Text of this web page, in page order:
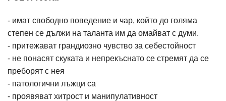
- имат свободно поведение и чар, който до голяма
степен се дължи на таланта им да омайват с думи.
- притежават грандиозно чувство за себестойност
- не понасят скуката и непрекъснато се стремят да се
преборят с нея
- патологични лъжци са
- проявяват хитрост и манипулативност